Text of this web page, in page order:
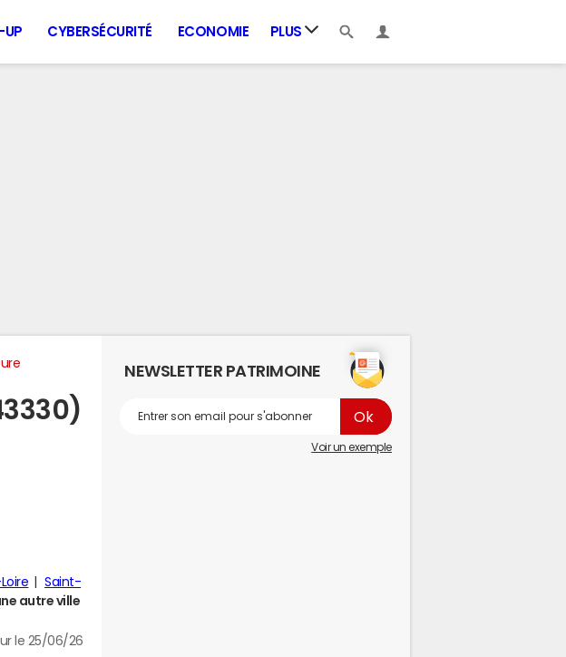
UP CYBERSÉCURITÉ ECONOMIE PLUS
Saint-
autre ville
le 25/06/26
NEWSLETTER PATRIMOINE
Voir un exemple